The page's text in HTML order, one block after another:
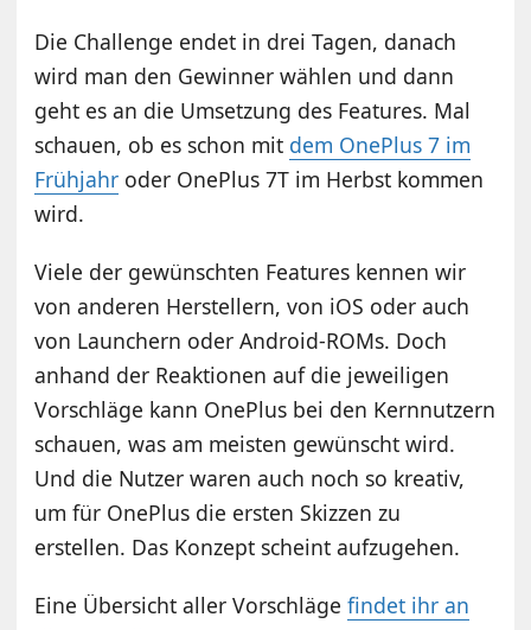
Die Challenge endet in drei Tagen, danach
wird man den Gewinner wählen und dann
geht es an die Umsetzung des Features. Mal
schauen, ob es schon mit dem OnePlus 7 im
Frühjahr oder OnePlus 7T im Herbst kommen
wird.
Viele der gewünschten Features kennen wir
von anderen Herstellern, von iOS oder auch
von Launchern oder Android-ROMs. Doch
anhand der Reaktionen auf die jeweiligen
Vorschläge kann OnePlus bei den Kernnutzern
schauen, was am meisten gewünscht wird.
Und die Nutzer waren auch noch so kreativ,
um für OnePlus die ersten Skizzen zu
erstellen. Das Konzept scheint aufzugehen.
Eine Übersicht aller Vorschlägefindet ihr an